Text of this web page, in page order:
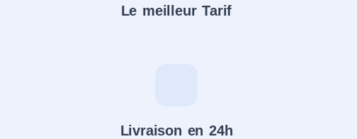
Le meilleur Tarif
Livraison en 24h